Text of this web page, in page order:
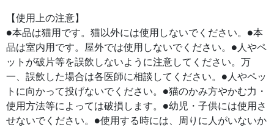
【使用上の注意】
●本品は猫用です。猫以外には使用しないでください。●本
品は室内用です。屋外では使用しないでください。●人やペ
ットが破片等を誤飲しないように注意してください。万
一、誤飲した場合は各医師に相談してください。●人やペッ
トに向かって投げないでください。●猫のかみ方やかむ力・
使用方法等によっては破損します。●幼児・子供には使用さ
せないでください。●使用する時には、周りに人がいないか